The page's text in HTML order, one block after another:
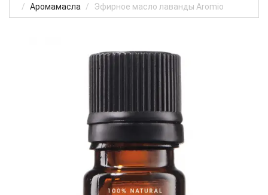
Аромамасла
Эфирное масло лаванды Aromio